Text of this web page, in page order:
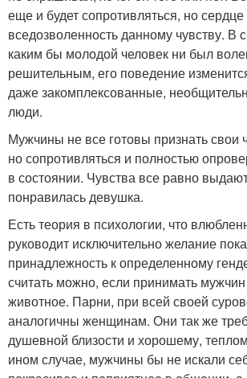
еще и будет сопротивляться, но сердце
вседозволенность данному чувству. В
каким бы молодой человек ни был
решительным, его поведение
даже закомплексованные,
люди.
Мужчины не все готовы признать свои
но сопротивляться и полностью
в состоянии. Чувства все равно
понравилась девушка.
Есть теория в психологии, что
руководит исключительно желание
принадлежность к определенному
считать можно, если принимать
животное. Парни, при всей своей
аналогичны женщинам. Они так же
душевной близости и хорошему,
ином случае, мужчины бы не искали